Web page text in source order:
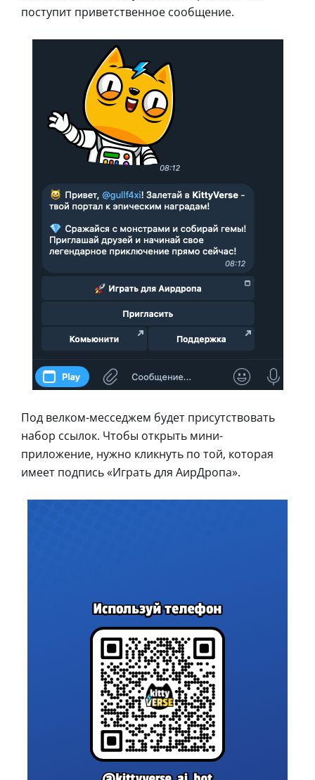
поступит приветственное сообщение.
Под велком-месседжем будет присутствовать
набор ссылок. Чтобы открыть мини-
приложение, нужно кликнуть по той, которая
имеет подпись «Играть для АирДропа».